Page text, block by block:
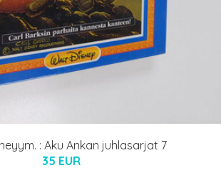
: Aku Ankan juhlasarjat 7
35 EUR